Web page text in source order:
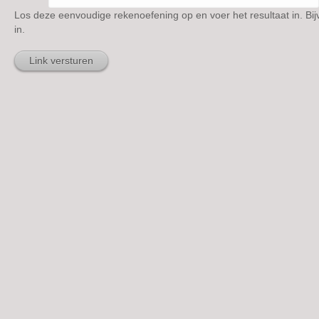
Los deze eenvoudige rekenoefening op en voer het resultaat in.
in.